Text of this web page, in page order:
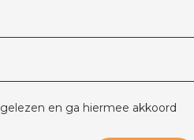
gelezen en ga hiermee akkoord